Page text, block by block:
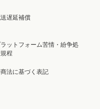
遅延補償
ットフォーム苦情・紛争処
程
法に基づく表記